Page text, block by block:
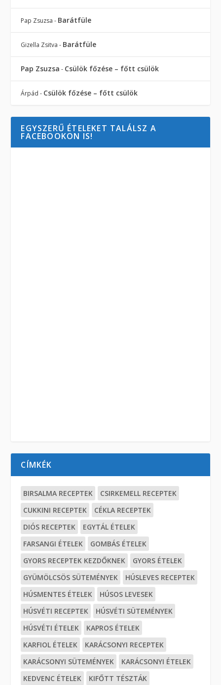
Pap Zsuzsa - Barátfüle
Gizella Zsitva - Barátfüle
Pap Zsuzsa - Csülök főzése – főtt csülök
Árpád - Csülök főzése – főtt csülök
EGYSZERŰ ÉTELEKET TALÁLSZ A
FACEBOOKON IS!
CÍMKÉK
BIRSALMA RECEPTEK
CSIRKEMELL RECEPTEK
CUKKINI RECEPTEK
CÉKLA RECEPTEK
DIÓS RECEPTEK
EGYTÁL ÉTELEK
FARSANGI ÉTELEK
GOMBÁS ÉTELEK
GYORS RECEPTEK KEZDŐKNEK
GYORS ÉTELEK
GYÜMÖLCSÖS SÜTEMÉNYEK
HÚSLEVES RECEPTEK
HÚSMENTES ÉTELEK
HÚSOS LEVESEK
HÚSVÉTI RECEPTEK
HÚSVÉTI SÜTEMÉNYEK
HÚSVÉTI ÉTELEK
KAPROS ÉTELEK
KARFIOL ÉTELEK
KARÁCSONYI RECEPTEK
KARÁCSONYI SÜTEMÉNYEK
KARÁCSONYI ÉTELEK
KEDVENC ÉTELEK
KIFŐTT TÉSZTÁK